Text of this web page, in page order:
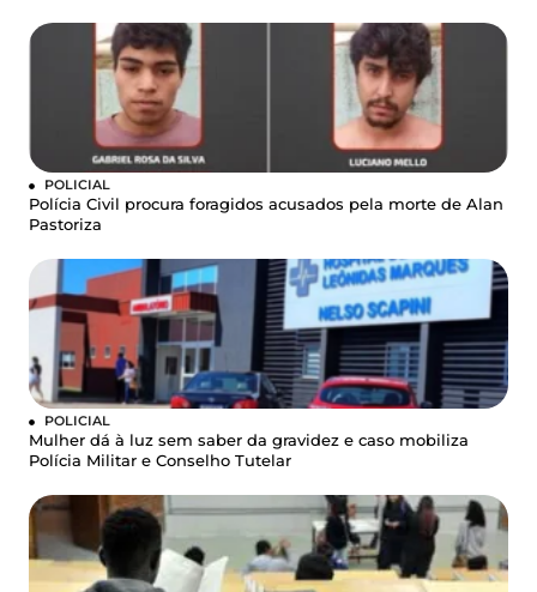
POLICIAL
Polícia Civil procura foragidos acusados pela morte de Alan
Pastoriza
POLICIAL
Mulher dá à luz sem saber da gravidez e caso mobiliza
Polícia Militar e Conselho Tutelar